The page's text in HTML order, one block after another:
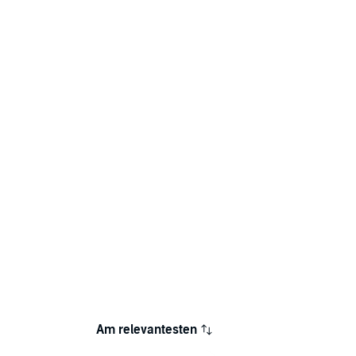
Am relevantesten